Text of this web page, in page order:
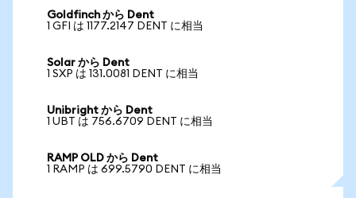
Goldfinch から Dent
1 GFI は 1177.2147 DENT に相当
Solar から Dent
1 SXP は 131.0081 DENT に相当
Unibright から Dent
1 UBT は 756.6709 DENT に相当
RAMP OLD から Dent
1 RAMP は 699.5790 DENT に相当